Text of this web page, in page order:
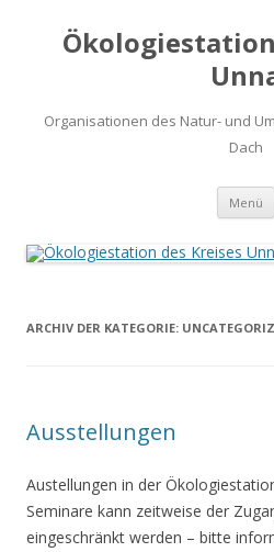
Organisationen des Natur- und
Dach
Menü
ARCHIV DER KATEGORIE:
Ausstellungen
Austellungen in der
Seminare kann zeitweise der
eingeschränkt werden – bitte